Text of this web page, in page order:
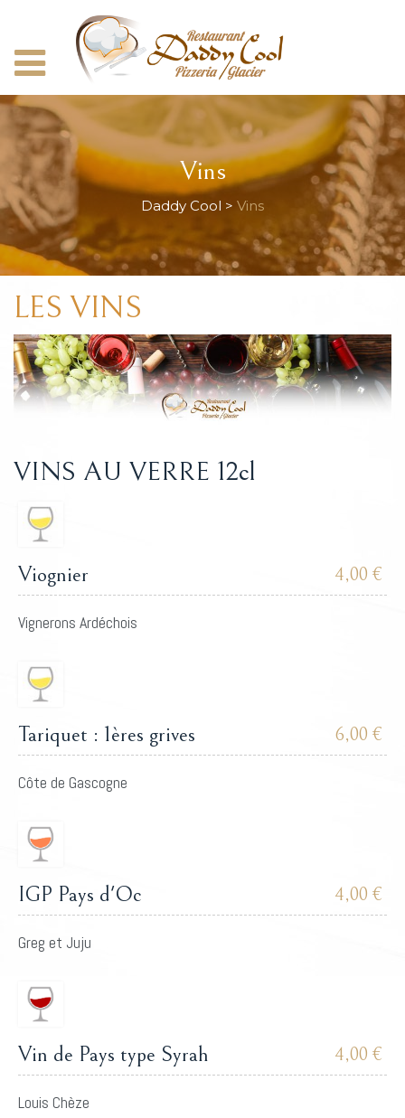
Vins
Daddy Cool > Vins
LES VINS
VINS AU VERRE 12cl
Viognier 4,00 €
Vignerons Ardéchois
Tariquet : 1ères grives 6,00 €
Côte de Gascogne
IGP Pays d'Oc 4,00 €
Greg et Juju
Vin de Pays type Syrah 4,00 €
Louis Chèze